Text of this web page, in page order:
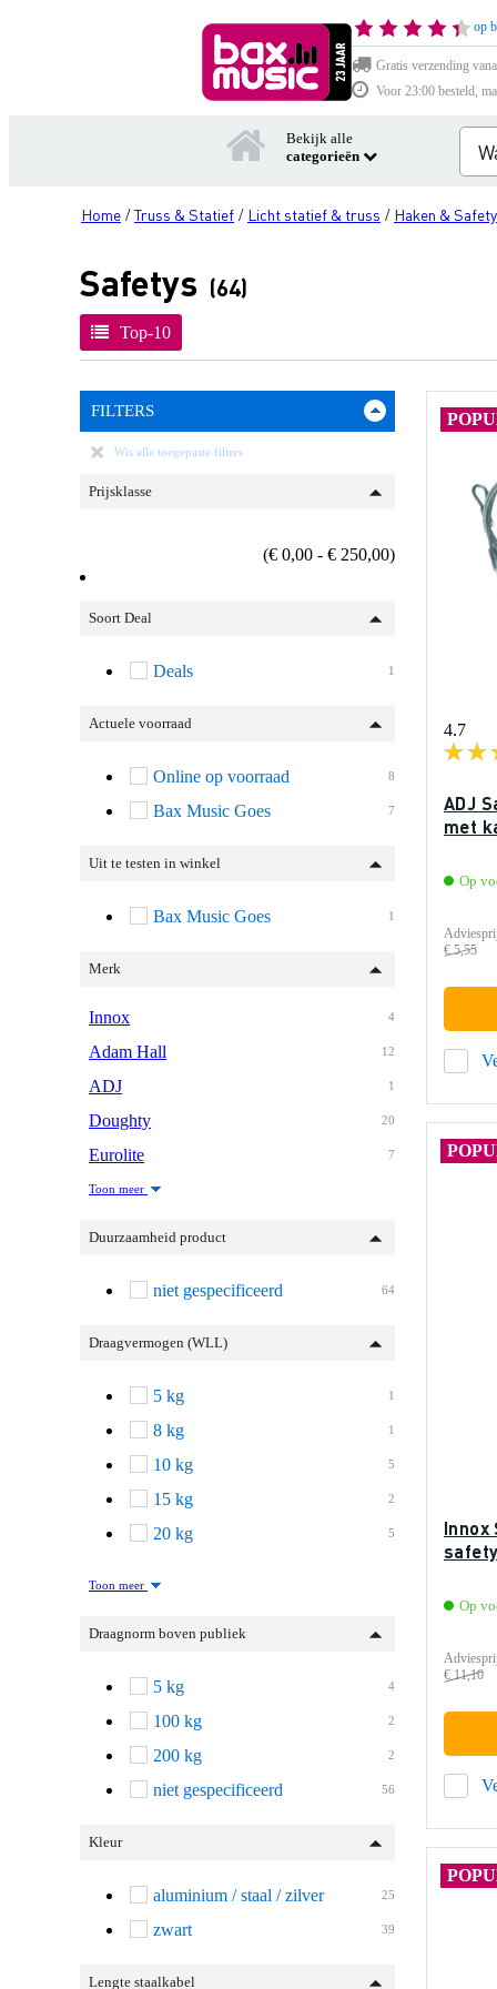
op
Gratis verzending
Voor 23:00 besteld,
Bekijk alle
categorieën
Home /Truss & Statief / Licht statief & truss / Haken &
Safetys (64)
Top-10
FILTERS
Wis alle toegepaste filters
Prijsklasse
(€ 0,00 - € 250,00)
Soort Deal
1
Deals
Actuele voorraad
8
Online op voorraad
7
Bax Music Goes
Uit te testen in winkel
1
Bax Music Goes
Merk
4
Innox
12
Adam Hall
1
ADJ
20
Doughty
7
Eurolite
Toon meer
Duurzaamheid product
64
niet gespecificeerd
Draagvermogen (WLL)
1
5 kg
1
8 kg
5
10 kg
2
15 kg
5
20 kg
Toon meer
Draagnorm boven publiek
4
5 kg
2
100 kg
2
200 kg
56
niet gespecificeerd
Kleur
25
aluminium / staal / zilver
39
zwart
Lengte staalkabel
4.7
ADJ
met
Op
€ 5,55
Innox
Op
€ 11,10